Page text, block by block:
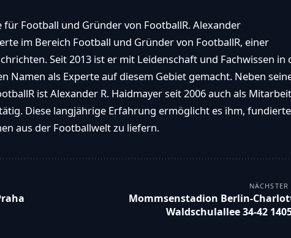
für Football und Gründer von FootballR. Alexander
im Bereich Football und Gründer von FootballR, einer
Seit 2013 ist er mit Leidenschaft und Fachwissen in
Namen als Experte auf diesem Gebiet gemacht. Neben
ist Alexander R. Haidmayer seit 2006 auch als
Diese langjährige Erfahrung ermöglicht es ihm, fundierte
aus der Footballwelt zu liefern.
NÄCHSTER
Mommsenstadion Berlin-
Waldschulallee 34-42